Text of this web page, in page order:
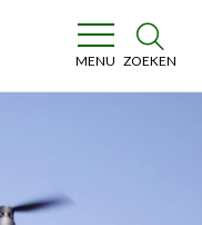
MENU ZOEKEN